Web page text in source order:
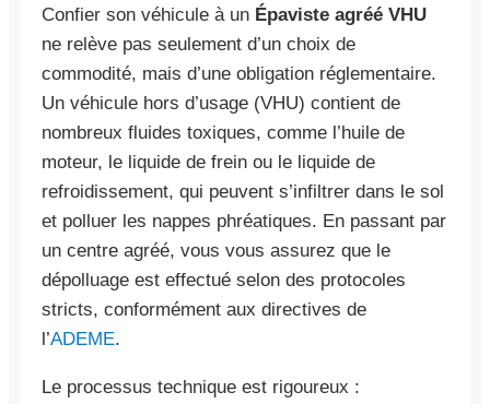
Confier son véhicule à un Épaviste agréé VHU
ne relève pas seulement d’un choix de
commodité, mais d’une obligation réglementaire.
Un véhicule hors d’usage (VHU) contient de
nombreux fluides toxiques, comme l’huile de
moteur, le liquide de frein ou le liquide de
refroidissement, qui peuvent s’infiltrer dans le sol
et polluer les nappes phréatiques. En passant par
un centre agréé, vous vous assurez que le
dépolluage est effectué selon des protocoles
stricts, conformément aux directives de
l’ADEME.
Le processus technique est rigoureux :